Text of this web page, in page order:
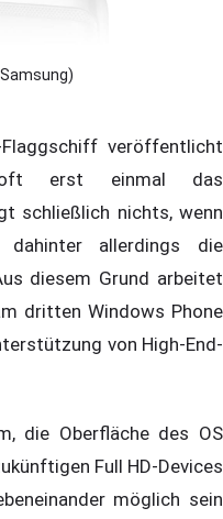
veröffentlicht
erst einmal das
schließlich nichts, wenn
allerdings die
diesem Grund arbeitet
dritten Windows Phone
von High-End-
die Oberfläche des OS
Full HD-Devices
möglich sein